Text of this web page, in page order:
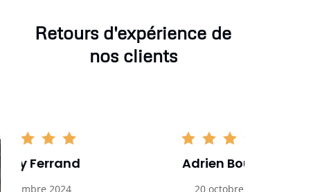
Retours d'expérience de
nos clients